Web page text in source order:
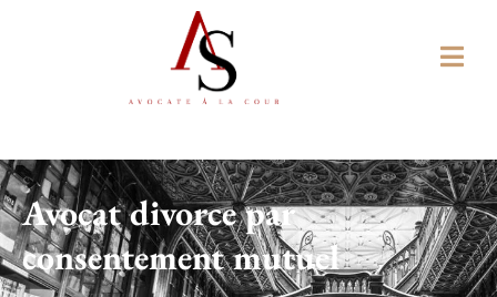
Avocat divorce par
consentement mutuel